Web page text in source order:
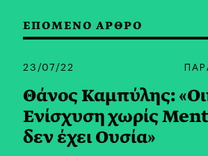
ΕΠΟΜΕΝΟ ΑΡΘΡΟ
23/07/22
Θάνος Καμπύλης:
Ενίσχυση χωρίς
δεν έχει Ουσία»